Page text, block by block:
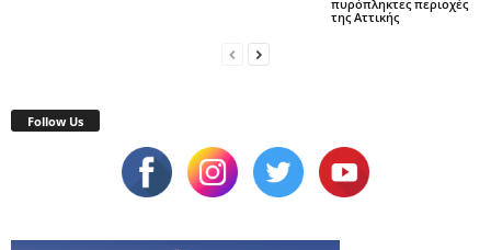
πυρόπληκτες περιοχές
της Αττικής
Follow Us